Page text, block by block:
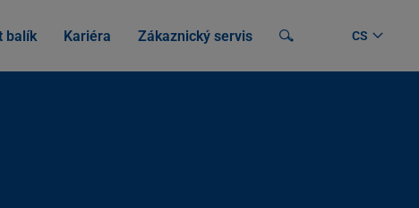
balík Kariéra Zákaznický servis
Vyhledávání